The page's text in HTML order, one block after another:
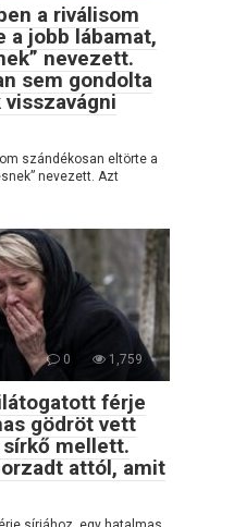
a riválisom
a jobb lábamat,
nevezett.
sem gondolta
visszavágni
szándékosan eltörte a
nevezett. Azt
0 1,759
férje
gödröt vett
mellett.
attól, amit